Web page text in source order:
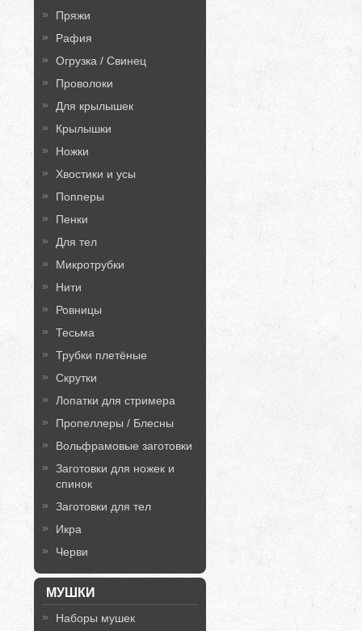
Пряжи
Рафия
Огрузка / Свинец
Проволоки
Для крылышек
Крылышки
Ножки
Хвостики и усы
Попперы
Пенки
Для тел
Микротрубки
Нити
Ровницы
Тесьма
Трубки плетёные
Скрутки
Лопатки для стримера
Пропеллеры / Блесны
Вольфрамовые заготовки
Заготовки для ножек и
спинок
Заготовки для тел
Икра
Черви
МУШКИ
Наборы мушек